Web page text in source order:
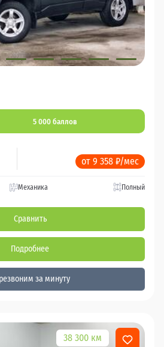
5 000 баллов
от 9 358 ₽/мес
Механика Полный
Сравнить
Подробнее
за минуту
38 300 км